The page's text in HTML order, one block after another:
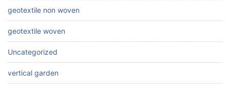
geotextile non woven
geotextile woven
Uncategorized
vertical garden